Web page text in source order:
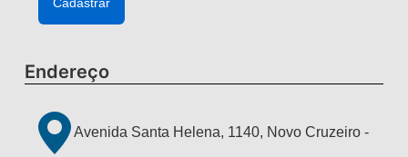
Endereço
Avenida Santa Helena, 1140, Novo Cruzeiro -